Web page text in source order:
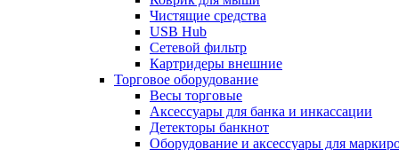
Чистящие средства
USB Hub
Сетевой фильтр
Картридеры внешние
Торговое оборудование
Весы торговые
Аксессуары для банка и инкассации
Детекторы банкнот
Оборудование и аксессуары для